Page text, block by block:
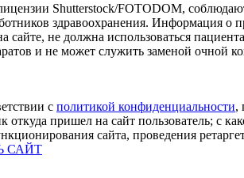
Shutterstock/FOTODOM,
здравоохранения. Информация о
не должна использоваться
и не может служить заменой очной
с политикой конфиденциальности,
пришел на сайт пользователь; с
сайта, проведения
САЙТ